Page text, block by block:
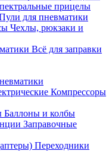
прицелы
для пневматики
Чехлы, рюкзаки и
Всё для заправки
Компрессоры
Баллоны и колбы
Заправочные
Переходники